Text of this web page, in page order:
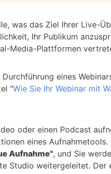
was das Ziel Ihrer Live-
Ihr Publikum
Media-Plattformen
eines
"Wie Sie Ihr Webinar mit
oder einen Podcast
eines
Aufnahme", und Sie
Studio weitergeleitet. Der